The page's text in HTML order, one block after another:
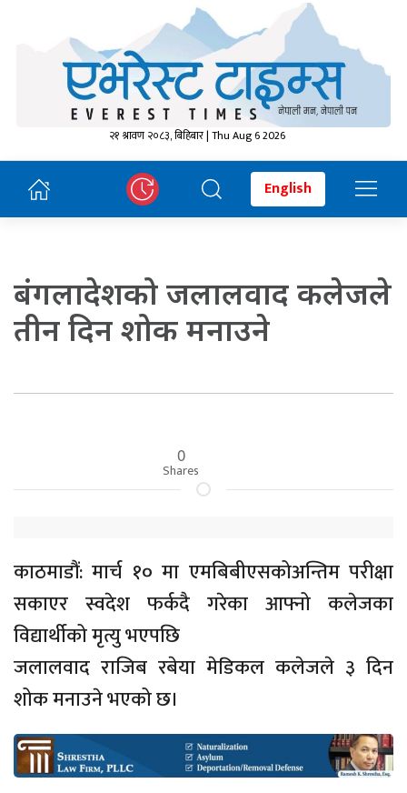
२१ श्रावण २०८३, बिहिबार | Thu Aug 6 2026
English
बंगलादेशको जलालवाद कलेजले
तीन दिन शोक मनाउने
0
Shares
काठमाडौं: मार्च १० मा एमबिबीएसकोअन्तिम परीक्षा
सकाएर स्वदेश फर्कदै गरेका आफ्नो कलेजका
विद्यार्थीको मृत्यु भएपछि
जलालवाद राजिब रबेया मेडिकल कलेजले ३ दिन
शोक मनाउने भएको छ।